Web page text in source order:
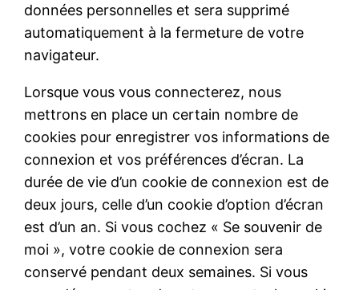
données personnelles et sera supprimé
automatiquement à la fermeture de votre
navigateur.
Lorsque vous vous connecterez, nous
mettrons en place un certain nombre de
cookies pour enregistrer vos informations de
connexion et vos préférences d’écran. La
durée de vie d’un cookie de connexion est de
deux jours, celle d’un cookie d’option d’écran
est d’un an. Si vous cochez « Se souvenir de
moi », votre cookie de connexion sera
conservé pendant deux semaines. Si vous